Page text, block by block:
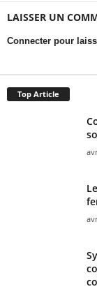
LAISSER UN
Connecter pour
Top Article